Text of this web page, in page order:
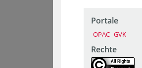
Portale
OPAC GVK
Rechte